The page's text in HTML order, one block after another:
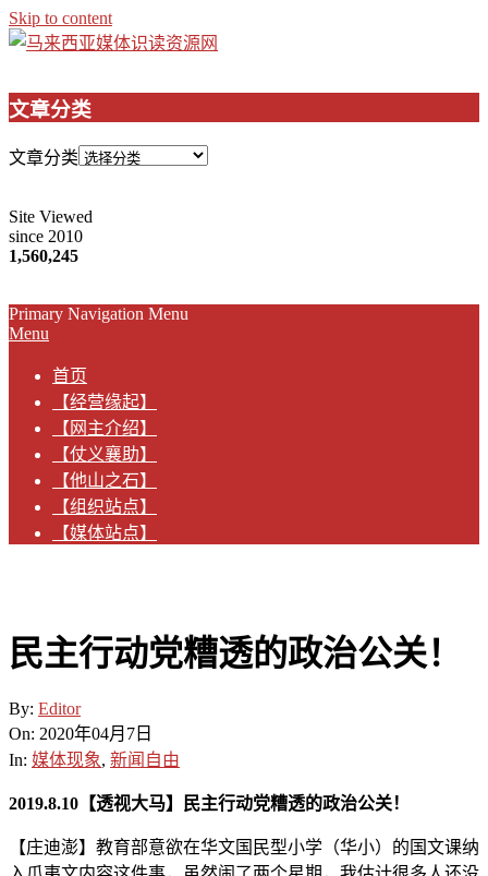
Skip to content
文章分类
文章分类
Site Viewed
since 2010
1,560,245
Primary Navigation Menu
Menu
首页
【经营缘起】
【网主介绍】
【仗义襄助】
【他山之石】
【组织站点】
【媒体站点】
民主行动党糟透的政治公关！
By: Editor
On: 2020年04月7日
In: 媒体现象, 新闻自由
2019.8.10【透视大马】民主行动党糟透的政治公关！
【庄迪澎】教育部意欲在华文国民型小学（华小）的国文课纳